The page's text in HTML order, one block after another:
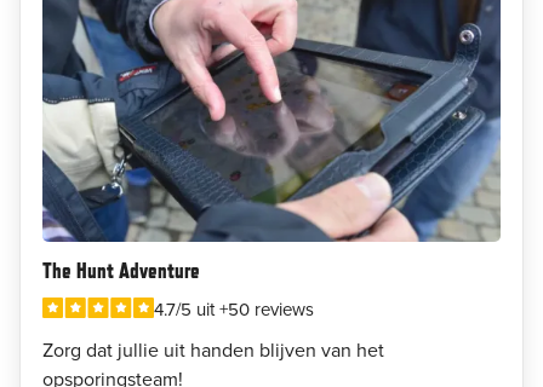
The Hunt Adventure
4.7/5 uit +50 reviews
Zorg dat jullie uit handen blijven van het
opsporingsteam!